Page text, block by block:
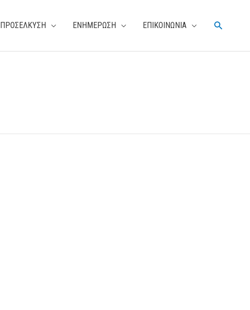
ΠΡΟΣΕΛΚΥΣΗ ΕΝΗΜΕΡΩΣΗ ΕΠΙΚΟΙΝΩΝΙΑ